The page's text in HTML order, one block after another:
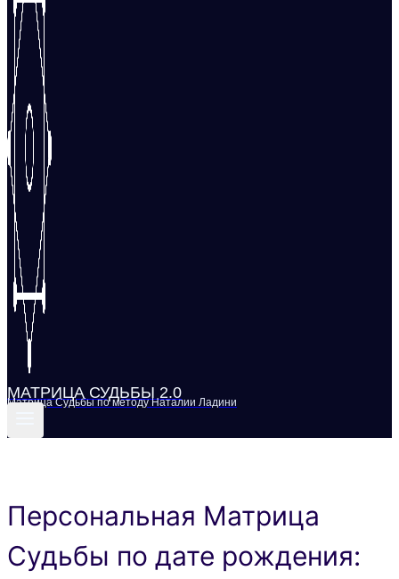
МАТРИЦА СУДЬБЫ 2.0
Матрица Судьбы по методу Наталии Ладини
Персональная Матрица
Судьбы по дате рождения: